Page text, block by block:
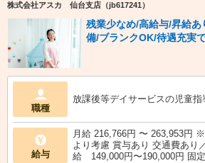
株式会社アスカ 仙台支店（jb617241）
残業少なめ/高給与/昇給
備/ブランクOK/待遇充実
職種
放課後等デイサービスの児童指
給与
月給 216,766円 〜 263,953円
より考慮 賞与あり 交通費あり
給 149,000円〜190,000円 固